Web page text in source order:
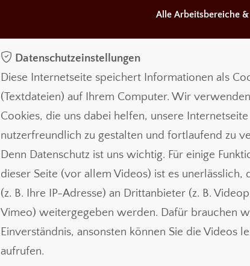
Alle Arbeitsbereiche
Datenschutzeinstellungen
Diese Internetseite speichert Informationen als
(Textdateien) auf Ihrem Computer. Wir
Cookies, die uns dabei helfen, unsere Internetseite
nutzerfreundlich zu gestalten und fortlaufend zu
Denn Datenschutz ist uns wichtig. Für einige
dieser Seite (vor allem Videos) ist es unerlässlich,
(z. B. Ihre IP-Adresse) an Drittanbieter (z. B.
Vimeo) weitergegeben werden. Dafür brauchen
Einverständnis, ansonsten können Sie die Videos
aufrufen.